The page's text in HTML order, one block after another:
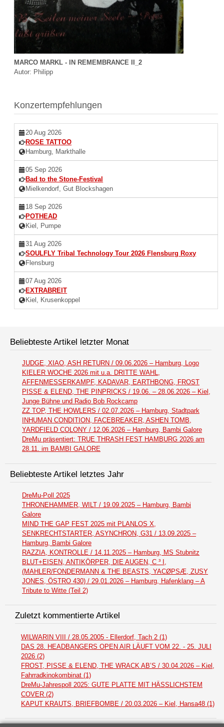
MARCO MARKL - IN REMEMBRANCE II_2
Autor: Philipp
Konzertempfehlungen
20 Aug 2026
ROSE TATTOO
Hamburg, Markthalle
05 Sep 2026
Bad to the Stone-Festival
Mielkendorf, Gut Blockshagen
18 Sep 2026
POTHEAD
Kiel, Pumpe
31 Aug 2026
SOULFLY Tribal Technology Tour 2026 Flensburg Roxy
Flensburg
07 Aug 2026
EXTRABREIT
Kiel, Krusenkoppel
Beliebteste Artikel letzter Monat
JUDGE, XIAO, ASH RETURN / 09.06.2026 – Hamburg, Logo
KIELER WOCHE 2026 mit u.a. DRITTE WAHL,
AFFENMESSERKAMPF, KADAVAR, EARTHBONG, FROST
PISSE & ELEND, THE PINPRICKS / 19.06. – 28.06.2026 – Kiel,
Junge Bühne und Radio Bob Rockcamp
ZZ TOP, THE HOWLERS / 02.07.2026 – Hamburg, Stadtpark
INHUMAN CONDITION, FACEBREAKER, ASHEN TOMB,
YARDFIELD COLONY / 12.06.2026 – Hamburg, Bambi Galore
DreMu präsentiert: TRUE THRASH FEST HAMBURG 2026 am
28.11. im BAMBI GALORE
Beliebteste Artikel letztes Jahr
DreMu-Poll 2025
THRONEHAMMER, WILT / 19.09.2025 – Hamburg, Bambi
Galore
MIND THE GAP FEST 2025 mit PLANLOS X,
SENKRECHTSTARTER, ASYNCHRON, G31 / 13.09.2025 –
Hamburg, Bambi Galore
RAZZIA, KONTROLLE / 14.11.2025 – Hamburg, MS Stubnitz
BLUT+EISEN, ANTIKÖRPER, DIE AUGEN, C ³ I,
(MAHLER/FONDERMANN & THE BEASTS, YACØPSÆ, ZUSY
JONES, ÖSTRO 430) / 29.01.2026 – Hamburg, Hafenklang – A
Tribute to Witte (Teil 2)
Zuletzt kommentierte Artikel
WILWARIN VIII / 28.05.2005 - Ellerdorf, Tach 2 (1)
DAS 28. HEADBANGERS OPEN AIR LÄUFT VOM 22. - 25. JULI
2026 (2)
FROST, PISSE & ELEND, THE WRACK AB’S / 30.04.2026 – Kiel,
Fahrradkinokombinat (1)
DreMu-Jahrespoll 2025: GUTE PLATTE MIT HÄSSLICHSTEM
COVER (2)
KAPUT KRAUTS, BRIEFBOMBE / 20.03.2026 – Kiel, Hansa48 (1)